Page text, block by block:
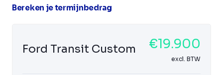
Bereken je termijnbedrag
Ford Transit Custom €19.900
excl. BTW